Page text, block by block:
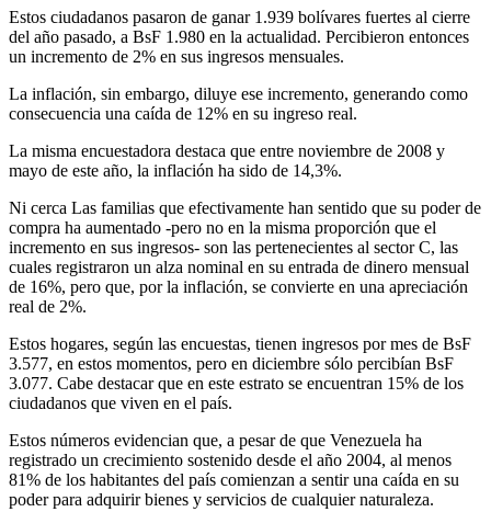
Estos ciudadanos pasaron de ganar 1.939 bolívares fuertes al cierre
del año pasado, a BsF 1.980 en la actualidad. Percibieron entonces
un incremento de 2% en sus ingresos mensuales.
La inflación, sin embargo, diluye ese incremento, generando como
consecuencia una caída de 12% en su ingreso real.
La misma encuestadora destaca que entre noviembre de 2008 y
mayo de este año, la inflación ha sido de 14,3%.
Ni cerca Las familias que efectivamente han sentido que su poder de
compra ha aumentado -pero no en la misma proporción que el
incremento en sus ingresos- son las pertenecientes al sector C, las
cuales registraron un alza nominal en su entrada de dinero mensual
de 16%, pero que, por la inflación, se convierte en una apreciación
real de 2%.
Estos hogares, según las encuestas, tienen ingresos por mes de BsF
3.577, en estos momentos, pero en diciembre sólo percibían BsF
3.077. Cabe destacar que en este estrato se encuentran 15% de los
ciudadanos que viven en el país.
Estos números evidencian que, a pesar de que Venezuela ha
registrado un crecimiento sostenido desde el año 2004, al menos
81% de los habitantes del país comienzan a sentir una caída en su
poder para adquirir bienes y servicios de cualquier naturaleza.